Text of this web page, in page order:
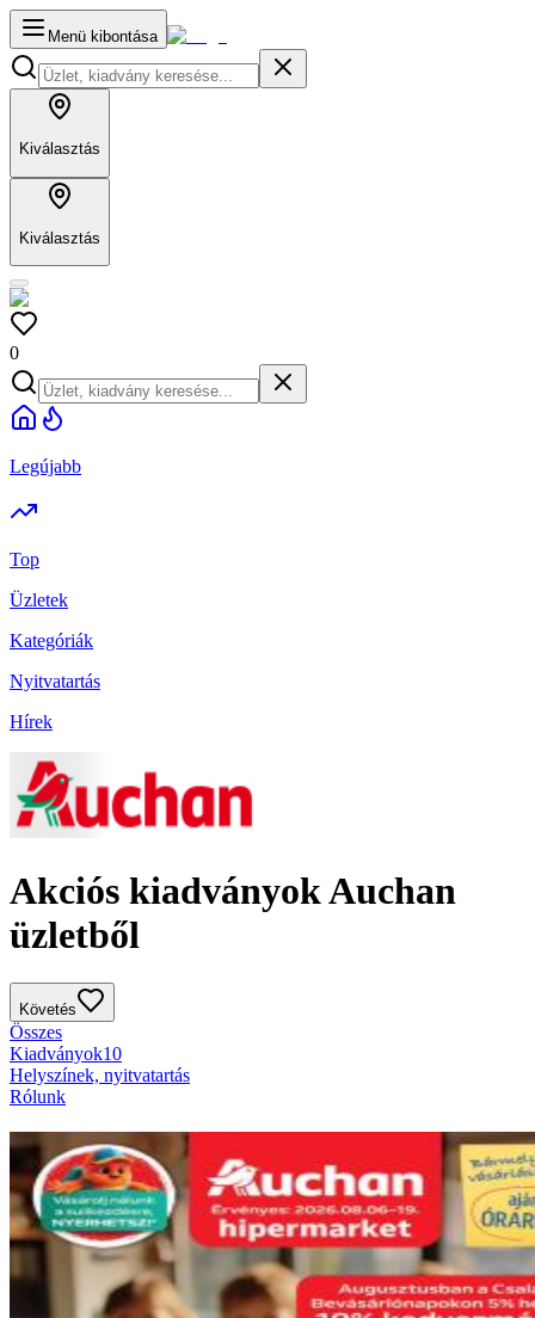
Menü kibontása
Kiválasztás
Kiválasztás
0
Legújabb
Top
Üzletek
Kategóriák
Nyitvatartás
Hírek
Akciós kiadványok Auchan
üzletből
Követés
Összes
Kiadványok10
Helyszínek, nyitvatartás
Rólunk